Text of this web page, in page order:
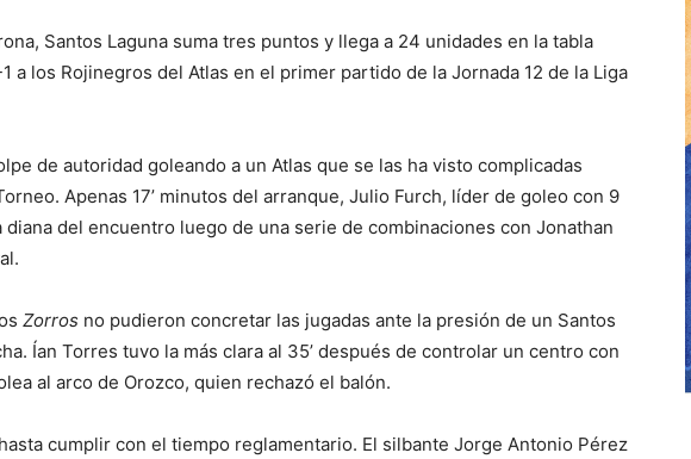
Santos Laguna suma tres puntos y llega a 24 unidades en la tabla
a los Rojinegros del Atlas en el primer partido de la Jornada 12 de la Liga
de autoridad goleando a un Atlas que se las ha visto complicadas
Apenas 17’ minutos del arranque, Julio Furch, líder de goleo con 9
del encuentro luego de una serie de combinaciones con Jonathan
Zorros no pudieron concretar las jugadas ante la presión de un Santos
Ían Torres tuvo la más clara al 35’ después de controlar un centro con
al arco de Orozco, quien rechazó el balón.
cumplir con el tiempo reglamentario. El silbante Jorge Antonio Pérez